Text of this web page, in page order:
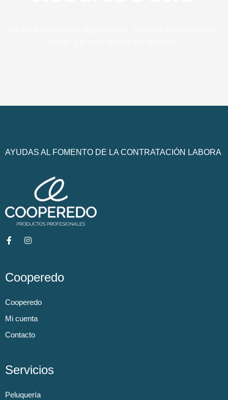
AYUDAS AL FOMENTO DE LA CONTRATACIÓN LABORA
Cooperedo
Cooperedo
Mi cuenta
Contacto
Servicios
Peluquería